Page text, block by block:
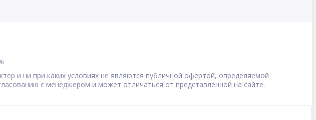
и ни при каких условиях не являются публичной офертой, определяемой
с менеджером и может отличаться от представленной на сайте.